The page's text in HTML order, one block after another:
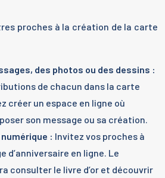
proches à la création de la carte
des photos ou des dessins :
de chacun dans la carte
créer un espace en ligne où
son message ou sa création.
numérique : Invitez vos proches à
d’anniversaire en ligne. Le
consulter le livre d’or et découvrir